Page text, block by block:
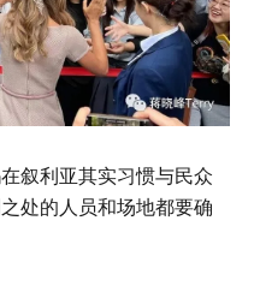
利亚其实习惯与民众
处的人员和场地都要确